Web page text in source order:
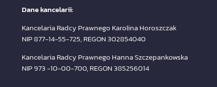
Dane kancelarii:
Kancelaria Radcy Prawnego Karolina Horoszczak
NIP 877-14-55-725, REGON 302854040
Kancelaria Radcy Prawnego Hanna Szczepankowska
NIP 973 -10-00-700, REGON 385256014